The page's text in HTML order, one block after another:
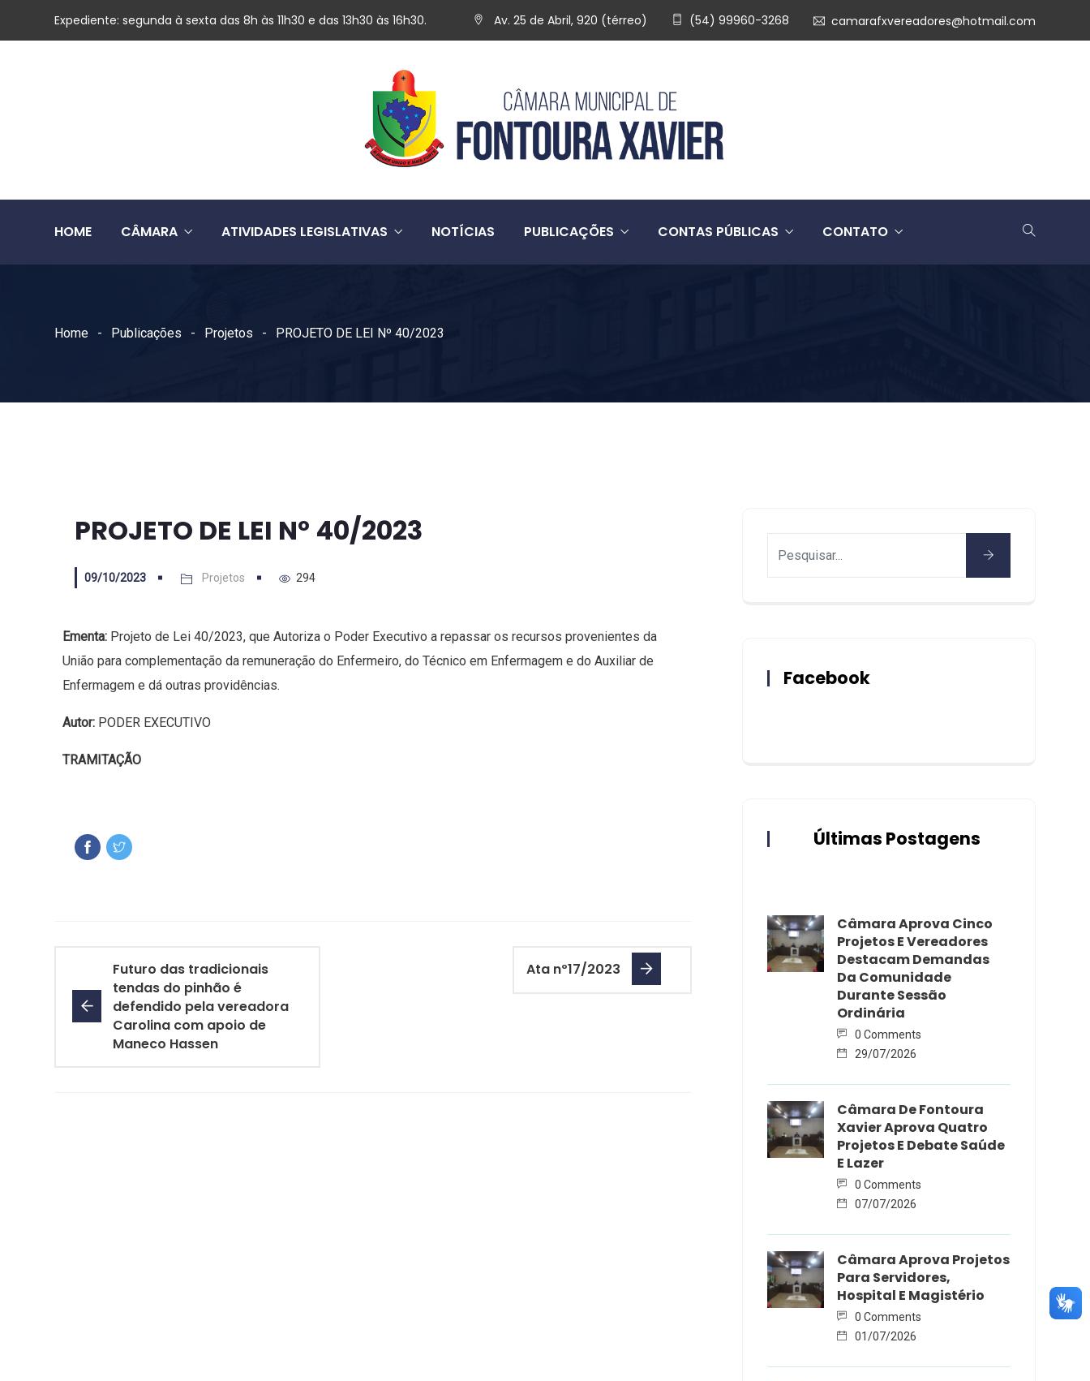
Expediente: segunda à sexta das 8h às 11h30 e das 13h30 às 16h30. Av. 25 de Abril, 920 (térreo) (54) 99960-3268 camarafxvereadores@hotmail.com
HOME CÂMARA ATIVIDADES LEGISLATIVAS NOTÍCIAS PUBLICAÇÕES CONTAS PÚBLICAS CONTATO
Home Publicações Projetos PROJETO DE LEI Nº 40/2023
PROJETO DE LEI Nº 40/2023
09/10/2023 Projetos 294
Ementa: Projeto de Lei 40/2023, que Autoriza o Poder Executivo a repassar os recursos provenientes da
União para complementação da remuneração do Enfermeiro, do Técnico em Enfermagem e do Auxiliar de
Enfermagem e dá outras providências.
Autor: PODER EXECUTIVO
TRAMITAÇÃO
Futuro das tradicionais
tendas do pinhão é
defendido pela vereadora
Carolina com apoio de
Maneco Hassen
Ata nº17/2023
Facebook
Últimas Postagens
Câmara Aprova Cinco
Projetos E Vereadores
Destacam Demandas
Da Comunidade
Durante Sessão
Ordinária
0 Comments
29/07/2026
Câmara De Fontoura
Xavier Aprova Quatro
Projetos E Debate Saúde
E Lazer
0 Comments
07/07/2026
Câmara Aprova Projetos
Para Servidores,
Hospital E Magistério
0 Comments
01/07/2026